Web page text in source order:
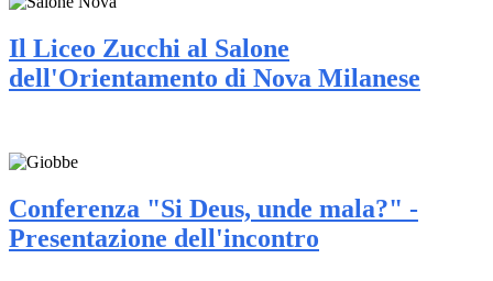
Il Liceo Zucchi al Salone
dell'Orientamento di Nova Milanese
Conferenza "Si Deus, unde mala?" -
Presentazione dell'incontro